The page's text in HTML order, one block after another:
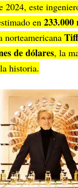
2024, este
en 233.000
norteamericana
de dólares, la
historia.